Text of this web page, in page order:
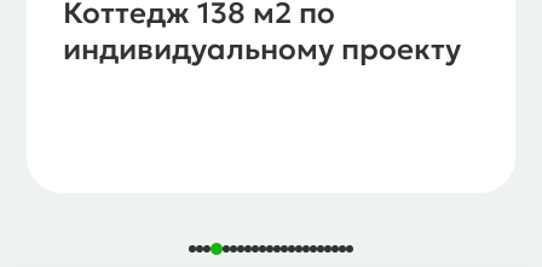
Коттедж 138 м2 по
индивидуальному проекту